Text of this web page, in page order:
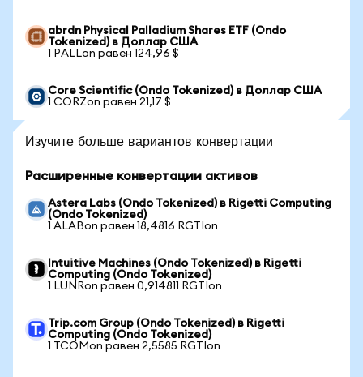
abrdn Physical Palladium Shares ETF (Ondo
Tokenized) в Доллар США
1 PALLon равен 124,96 $
Core Scientific (Ondo Tokenized) в Доллар США
1 CORZon равен 21,17 $
Изучите больше вариантов конвертации
Расширенные конвертации активов
Astera Labs (Ondo Tokenized) в Rigetti Computing
(Ondo Tokenized)
1 ALABon равен 18,4816 RGTIon
Intuitive Machines (Ondo Tokenized) в Rigetti
Computing (Ondo Tokenized)
1 LUNRon равен 0,914811 RGTIon
Trip.com Group (Ondo Tokenized) в Rigetti
Computing (Ondo Tokenized)
1 TCOMon равен 2,5585 RGTIon